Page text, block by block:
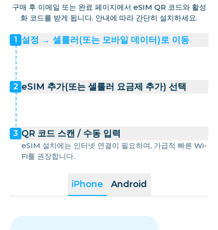
구매 후 이메일 또는 완료 페이지에서 eSIM QR 코드와 활성
화 코드를 받게 됩니다. 안내에 따라 간단히 설치하세요.
iPhone Android
1 설정 → 셀룰러(또는 모바일 데이터)로 이동
2 eSIM 추가(또는 셀룰러 요금제 추가) 선택
3 QR 코드 스캔 / 수동 입력
eSIM 설치에는 인터넷 연결이 필요하며, 가급적 빠른 Wi-
Fi를 권장합니다.